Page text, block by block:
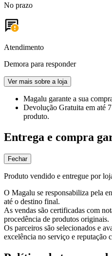
No prazo
Atendimento
Demora para responder
Ver mais sobre a loja
Magalu garante a sua
Devolução Gratuita em até
produto.
Entrega e compra
Fechar
Produto vendido e entregue por
O Magalu se responsabiliza pela
até o destino final.
As vendas são certificadas com
procedência de produtos originais.
Os parceiros são selecionados e
excelência no serviço e reputação